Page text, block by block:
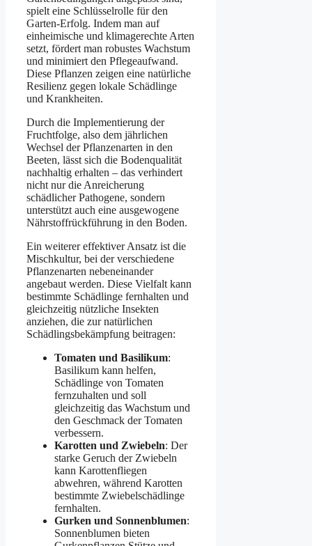
spielt eine Schlüsselrolle für den
Garten-Erfolg. Indem man auf
einheimische und klimagerechte Arten
setzt, fördert man robustes Wachstum
und minimiert den Pflegeaufwand.
Diese Pflanzen zeigen eine natürliche
Resilienz gegen lokale Schädlinge
und Krankheiten.
Durch die Implementierung der
Fruchtfolge, also dem jährlichen
Wechsel der Pflanzenarten in den
Beeten, lässt sich die Bodenqualität
nachhaltig erhalten – das verhindert
nicht nur die Anreicherung
schädlicher Pathogene, sondern
unterstützt auch eine ausgewogene
Nährstoffrückführung in den Boden.
Ein weiterer effektiver Ansatz ist die
Mischkultur, bei der verschiedene
Pflanzenarten nebeneinander
angebaut werden. Diese Vielfalt kann
bestimmte Schädlinge fernhalten und
gleichzeitig nützliche Insekten
anziehen, die zur natürlichen
Schädlingsbekämpfung beitragen:
Tomaten und Basilikum:
Basilikum kann helfen,
Schädlinge von Tomaten
fernzuhalten und soll
gleichzeitig das Wachstum und
den Geschmack der Tomaten
verbessern.
Karotten und Zwiebeln: Der
starke Geruch der Zwiebeln
kann Karottenfliegen
abwehren, während Karotten
bestimmte Zwiebelschädlinge
fernhalten.
Gurken und Sonnenblumen:
Sonnenblumen bieten